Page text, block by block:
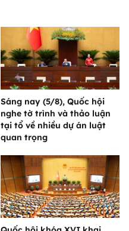
Sáng nay (5/8), Quốc hội
nghe tờ trình và thảo luận
tại tổ về nhiều dự án luật
quan trọng